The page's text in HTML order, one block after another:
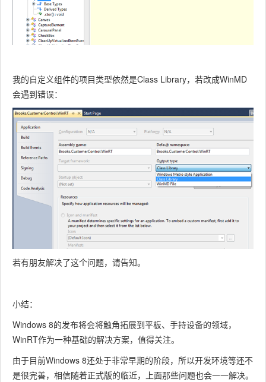
我的自定义组件的项目类型依然是Class Library，若改成WinMD
会遇到错误：
若有朋友解决了这个问题，请告知。
小结：
Windows 8的发布将会将触角拓展到平板、手持设备的领域，
WinRT作为一种基础的解决方案，值得关注。
由于目前Windows 8还处于非常早期的阶段，所以开发环境等还不
是很完善，相信随着正式版的临近，上面那些问题也会一一解决。